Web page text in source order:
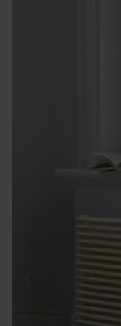
Zehnder Group
Zehnder Polska
Zehnder Group